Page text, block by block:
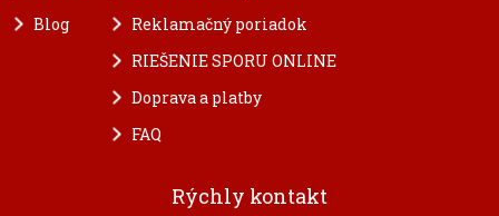
Blog
Reklamačný poriadok
RIEŠENIE SPORU ONLINE
Doprava a platby
FAQ
Rýchly kontakt